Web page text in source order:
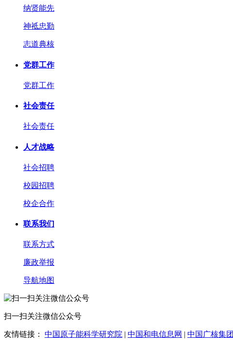
纳贤能先
神祗忠勤
志道典核
党群工作
党群工作
社会责任
社会责任
人才战略
社会招聘
校园招聘
校企合作
联系我们
联系方式
廉政举报
导航地图
扫一扫关注微信公众号
友情链接： 中国原子能科学研究院 中国和电信息网 中国广核集团